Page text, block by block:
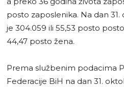
posto zaposlenika. Na dan
je 304.059 ili 55,53 posto
44,47 posto žena.
Prema službenim podacima
Federacije BiH na dan 31.